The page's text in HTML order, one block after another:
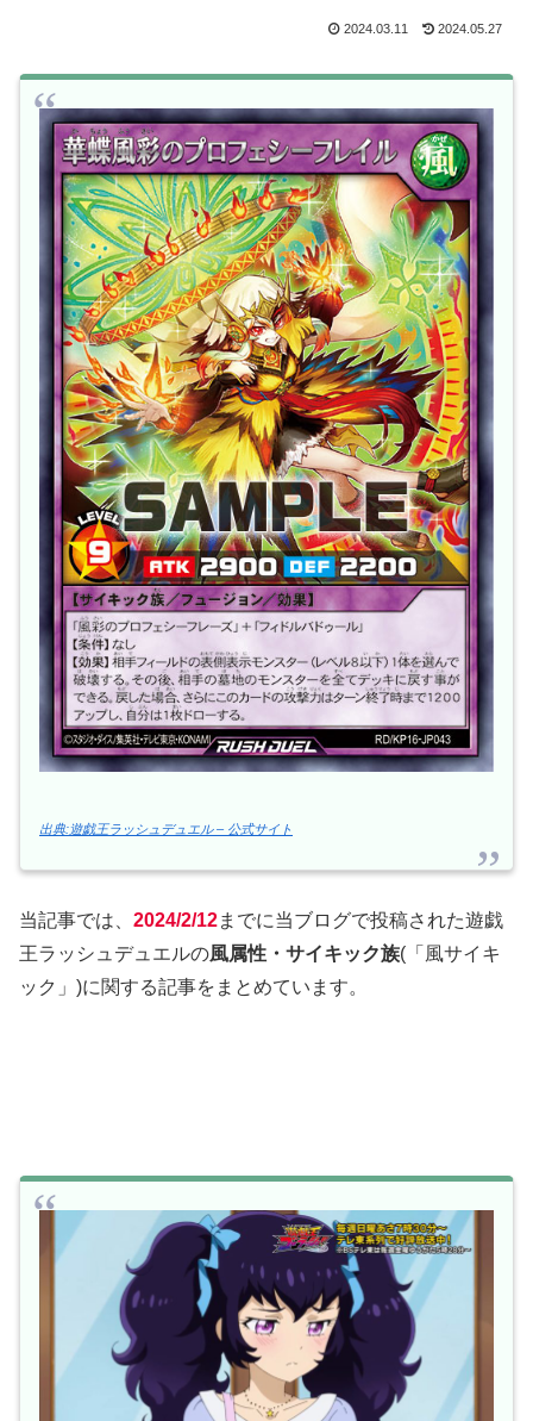
2024.03.11 2024.05.27
出典:遊戯王ラッシュデュエル – 公式サイト
当記事では、 2024/2/12までに当ブログで投稿された遊戯
王ラッシュデュエルの風属性・サイキック族(「風サイキ
ック」)に関する記事をまとめています。